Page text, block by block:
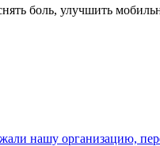
боль, улучшить
нашу организацию,